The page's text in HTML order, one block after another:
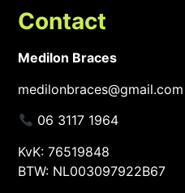
Contact
Medilon Braces
medilonbraces@gmail.com
06 3117 1964
KvK: 76519848
BTW: NL003097922B67